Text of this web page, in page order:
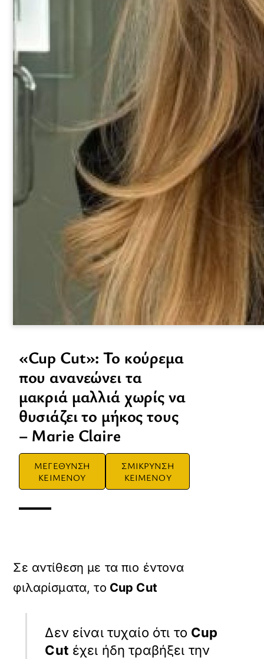
«Cup Cut»: Το κούρεμα
που ανανεώνει τα
μακριά μαλλιά χωρίς να
θυσιάζει το μήκος τους
– Marie Claire
ΜΕΓΕΘΥΝΣΗ
ΚΕΙΜΕΝΟΥ
ΣΜΙΚΡΥΝΣΗ
ΚΕΙΜΕΝΟΥ
Σε αντίθεση με τα πιο έντονα
φιλαρίσματα, το Cup Cut
Δεν είναι τυχαίο ότι το Cup
Cut έχει ήδη τραβήξει την